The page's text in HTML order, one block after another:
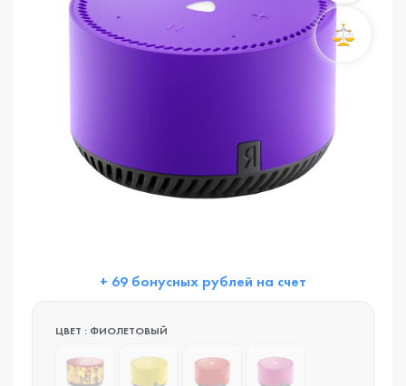
+ 69 бонусных рублей на счет
ЦВЕТ : ФИОЛЕТОВЫЙ